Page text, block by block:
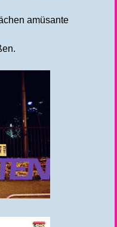
amüsante